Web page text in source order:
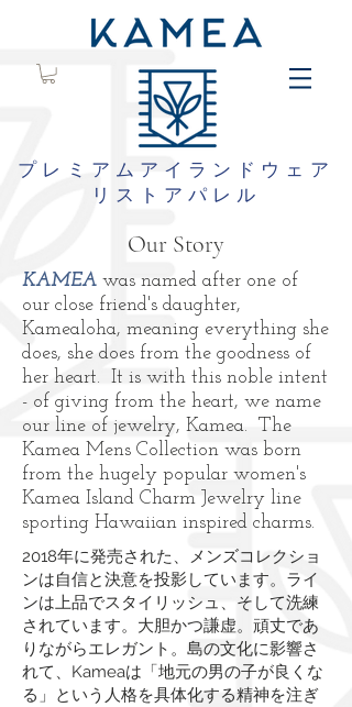
プレミアムアイランドウェア
リストアパレル
Our Story
KAMEA was named after one of
our close friend's daughter,
Kamealoha, meaning everything she
does, she does from the goodness of
her heart. It is with this noble intent
- of giving from the heart, we name
our line of jewelry, Kamea. The
Kamea Mens Collection was born
from the hugely popular women's
Kamea Island Charm Jewelry line
sporting Hawaiian inspired charms.
2018年に発売された、メンズコレクショ
ンは自信と決意を投影しています。ライ
ンは上品でスタイリッシュ、そして洗練
されています。大胆かつ謙虚。頑丈であ
りながらエレガント。島の文化に影響さ
れて、Kameaは「地元の男の子が良くな
る」という人格を具体化する精神を注ぎ